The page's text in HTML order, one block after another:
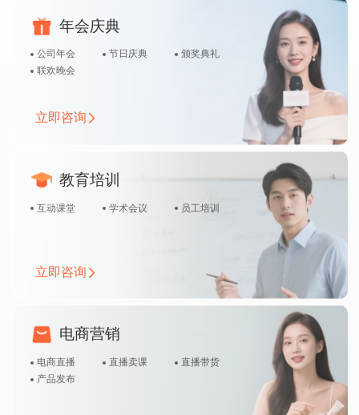
年会庆典
公司年会 节日庆典
颁奖典礼
联欢晚会
立即咨询
教育培训
互动课堂 学术会议 员工培训
立即咨询
电商营销
电商直播 直播卖课
直播带货
产品发布